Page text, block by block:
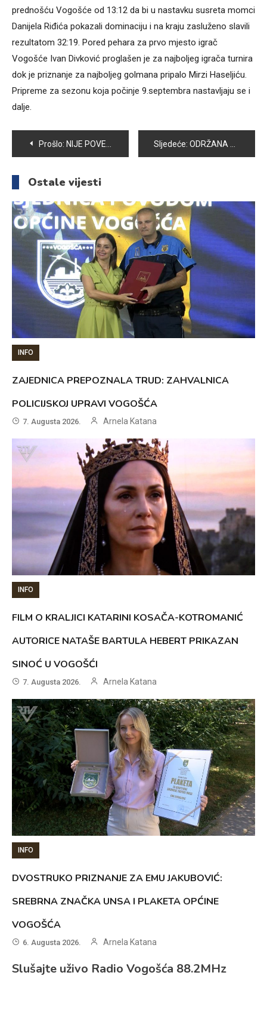
prednošću Vogošće od 13:12 da bi u nastavku susreta momci
Danijela Riđića pokazali dominaciju i na kraju zasluženo slavili
rezultatom 32:19. Pored pehara za prvo mjesto igrač
Vogošće Ivan Divković proglašen je za najboljeg igrača turnira
dok je priznanje za najboljeg golmana pripalo Mirzi Haseljiću.
Pripreme za sezonu koja počinje 9.septembra nastavljaju se i
dalje.
Navigacija
članaka
Prošlo: NIJE POVEĆAN BROJ INTERVENCIJA NA PUNKTU HITNE POMOĆI U VOGOŠĆI Sljedeće: ODRŽANA ZAVRŠNA PREZENTACIJA PROJEKTA “ŠKOLA PO MJERI DJETETA”
Ostale vijesti
INFO
ZAJEDNICA PREPOZNALA TRUD: ZAHVALNICA
POLICIJSKOJ UPRAVI VOGOŠĆA
7. Augusta 2026. Arnela Katana
INFO
FILM O KRALJICI KATARINI KOSAČA-KOTROMANIĆ
AUTORICE NATAŠE BARTULA HEBERT PRIKAZAN
SINOĆ U VOGOŠĆI
7. Augusta 2026. Arnela Katana
INFO
DVOSTRUKO PRIZNANJE ZA EMU JAKUBOVIĆ:
SREBRNA ZNAČKA UNSA I PLAKETA OPĆINE
VOGOŠĆA
6. Augusta 2026. Arnela Katana
Slušajte uživo Radio Vogošća 88.2MHz